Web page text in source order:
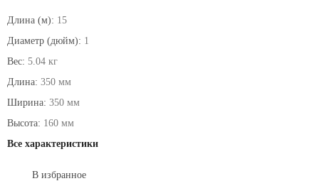
Длина (м): 15
Диаметр (дюйм): 1
Вес: 5.04 кг
Длина: 350 мм
Ширина: 350 мм
Высота: 160 мм
Все характеристики
В избранное